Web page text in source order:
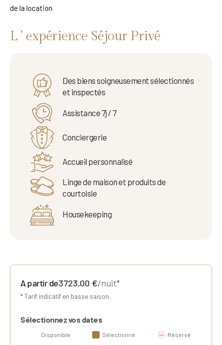
de la location
L ' expérience Séjour Privé
Des biens soigneusement sélectionnés
et inspectés
Assistance 7j / 7
Conciergerie
Accueil personnalisé
Linge de maison et produits de
courtoisie
Housekeeping
A partir de3723,00 €/nuit*
* Tarif indicatif en basse saison.
Sélectionnez vos dates
Disponible Sélectionné Réservé